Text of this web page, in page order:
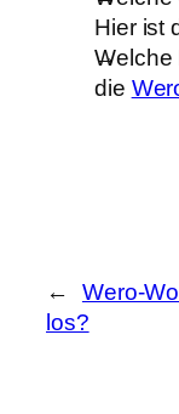
Hier ist
Welche
die
←
Wero-
los?